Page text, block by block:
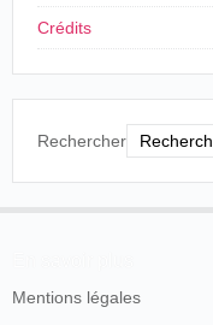
Crédits
Rechercher
Mentions légales